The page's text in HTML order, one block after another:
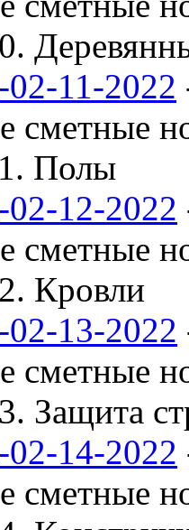
11-2022
сметные
Полы
12-2022
сметные
Кровли
13-2022
сметные
Защита
14-2022
сметные